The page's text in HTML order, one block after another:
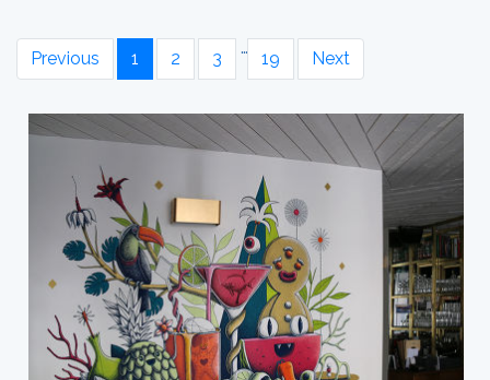
Previous 1 2 3
…
19 Next